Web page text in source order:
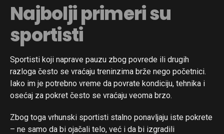
Najbolji primeri su
sportisti
Sportisti koji naprave pauzu zbog povrede ili drugih
razloga često se vraćaju treninzima brže nego početnici.
Iako im je potrebno vreme da povrate kondiciju, tehnika i
osećaj za pokret često se vraćaju veoma brzo.
Zbog toga vrhunski sportisti stalno ponavljaju iste pokrete
– ne samo da bi ojačali telo, već i da bi izgradili